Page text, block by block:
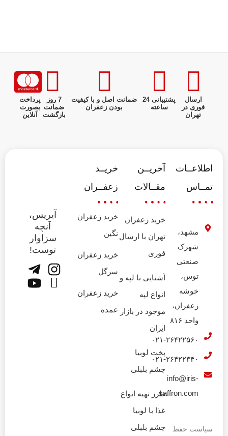
ارسال
فوری در
تهران
پشتیبانی 24
ساعته
ضمانت اصل و با کیفیت
بودن زعفران
7 روز
ضمانت
بازگشت
پرداخت
بصورت
آنلاین
اطلاعــات
تمــاس
مشهد،
شهرک
صنعتی
توس،
خوشه
زعفران،
واحد ۸۱۶
۰۲۱-۲۶۴۲۲۵۶۰
۰۲۱-۲۶۴۲۲۳۴۰
info@iris-
saffron.com
سیاست حفظ
آخریــن
مقــالات
خرید زعفران
تهران با ارسال
فوری
آشنایی با لپه و
انواع لپه
موجود در بازار
ایران
پخت لوبیا
چشم بلبلی
طرز تهیه انواع
غذا با لوبیا
چشم بلبلی
خریــد
زعفــران
خرید زعفران
نگین
خرید زعفران
سرگل
خرید زعفران
عمده
آیریس،
آنچه
سزاوار
توست!